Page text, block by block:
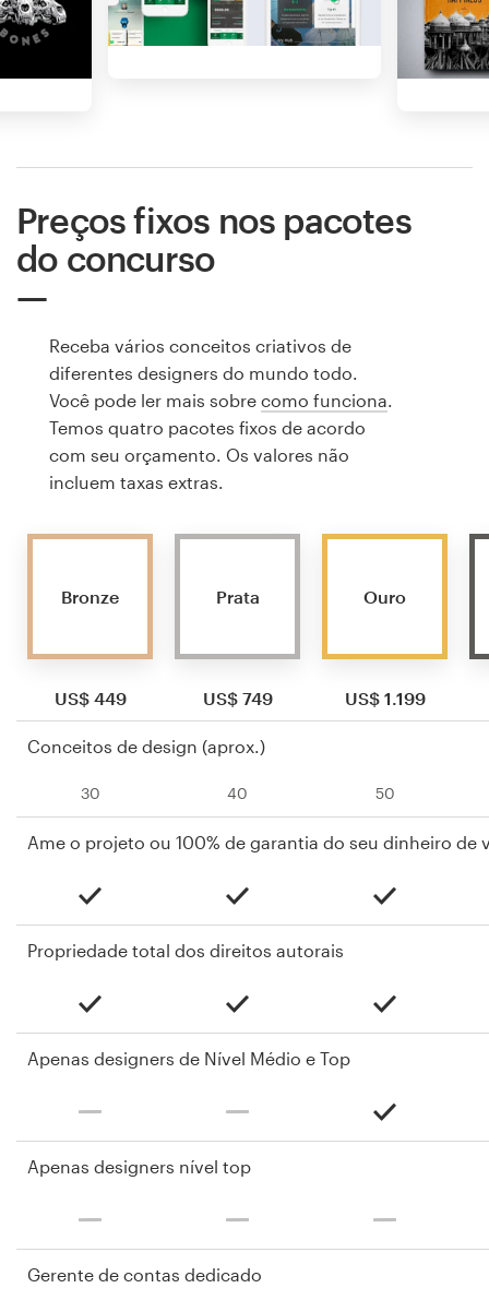
Preços fixos nos pacotes
do concurso
Receba vários conceitos criativos de
diferentes designers do mundo todo.
Você pode ler mais sobre como funciona
Temos quatro pacotes fixos de acordo
com seu orçamento. Os valores não
incluem taxas extras.
Bronze
US$ 449
Prata
US$ 749
Ouro
US$ 1.199
Conceitos de design (aprox.)
30 40 50
Ame o projeto ou 100% de garantia do seu dinheiro de
Propriedade total dos direitos autorais
Apenas designers de Nível Médio e Top
Apenas designers nível top
Gerente de contas dedicado